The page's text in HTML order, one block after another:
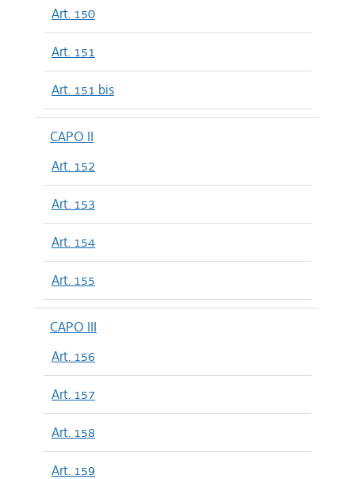
Art. 150
Art. 151
Art. 151 bis
CAPO II
Art. 152
Art. 153
Art. 154
Art. 155
CAPO III
Art. 156
Art. 157
Art. 158
Art. 159